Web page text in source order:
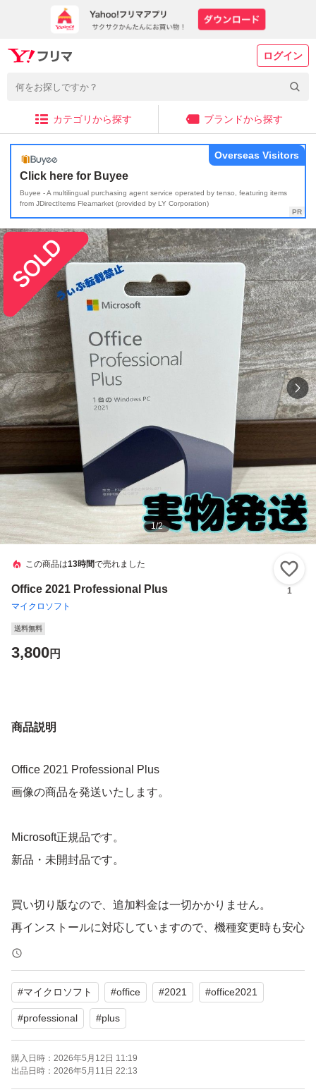
ログイン
カテゴリから探す ブランドから探す
Click here for Buyee
Buyee - A multilingual purchasing agent service operated by tenso, featuring items
from JDirectItems Fleamarket (provided by LY Corporation)
Overseas Visitors
1/2
この商品は13時間で売れました
Office 2021 Professional Plus
マイクロソフト
1
送料無料
3,800円
商品説明
Office 2021 Professional Plus
画像の商品を発送いたします。
Microsoft正規品です。
新品・未開封品です。
買い切り版なので、追加料金は一切かかりません。
再インストールに対応していますので、機種変更時も安心
です。
含まれるアプリ：
Word
Excel
PowerPoint
#マイクロソフト #office #2021 #office2021
#professional #plus
購入日時： 2026年5月12日 11:19
出品日時： 2026年5月11日 22:13